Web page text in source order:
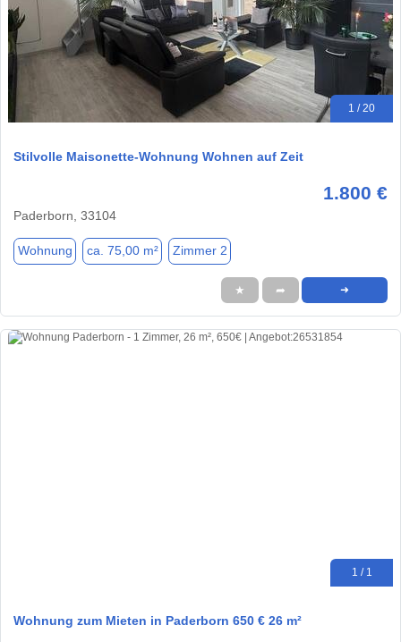
1 / 20
Stilvolle Maisonette-Wohnung Wohnen auf Zeit
1.800 €
Paderborn, 33104
Wohnung ca. 75,00 m² Zimmer 2
★ ➦ ➜
1 / 1
Wohnung zum Mieten in Paderborn 650 € 26 m²